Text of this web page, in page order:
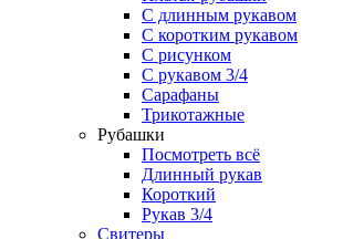
С длинным рукавом
С коротким рукавом
С рисунком
С рукавом 3/4
Сарафаны
Трикотажные
Рубашки
Посмотреть всё
Длинный рукав
Короткий
Рукав 3/4
Свитеры